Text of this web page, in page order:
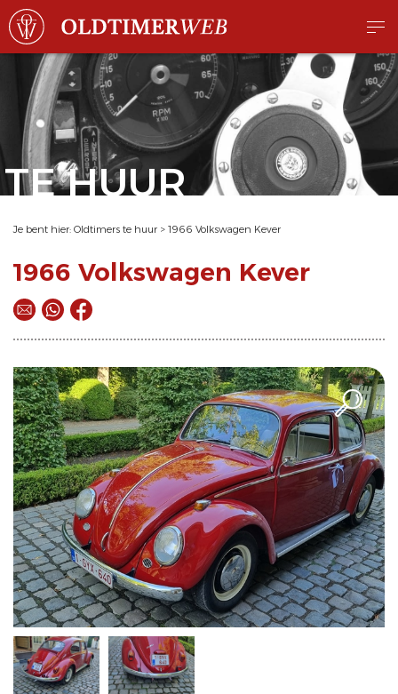
TE HUUR
Je bent hier: Oldtimers te huur > 1966 Volkswagen Kever
1966 Volkswagen Kever